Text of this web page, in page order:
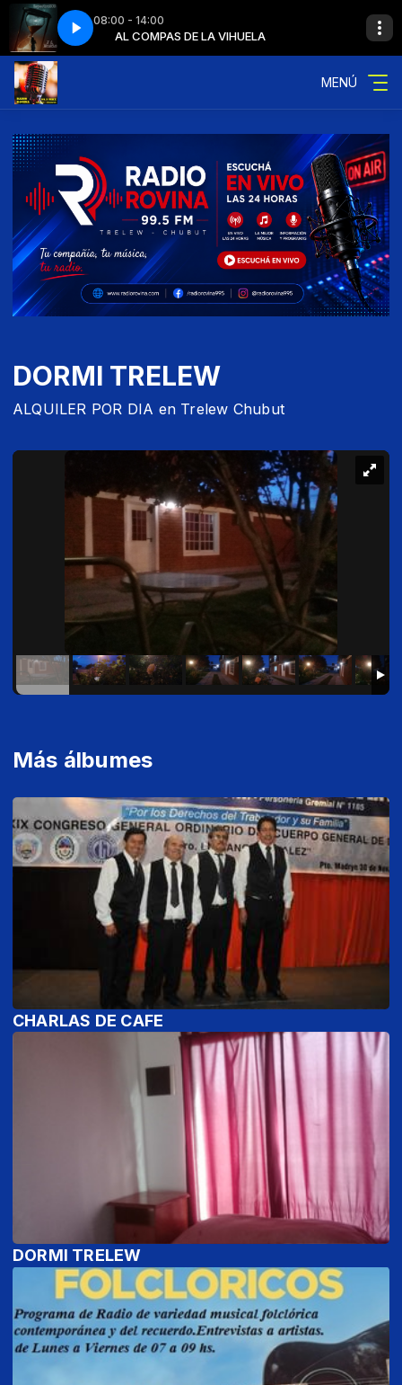
08:00 - 14:00
AL COMPAS DE LA VIHUELA
30 segundos ACDLV J02-bloque de 16 minutos 30 segundos
MENÚ
DORMI TRELEW
ALQUILER POR DIA en Trelew Chubut
Más álbumes
CHARLAS DE CAFE
DORMI TRELEW